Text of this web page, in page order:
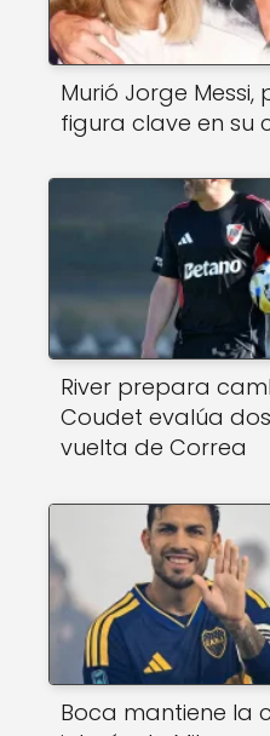
Murió Jorge
figura clave en su
River prepara
Coudet evalúa
vuelta de Correa
Boca mantiene la